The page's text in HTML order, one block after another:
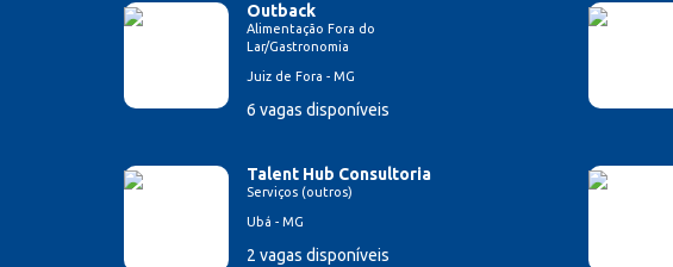
Outback
Alimentação Fora do
Lar/Gastronomia
Juiz de Fora - MG
6 vagas disponíveis
Talent Hub Consultoria
Serviços (outros)
Ubá - MG
2 vagas disponíveis